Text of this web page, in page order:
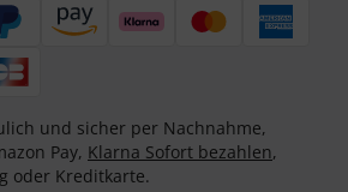
und sicher per Nachnahme,
Pay, Klarna Sofort bezahlen,
oder Kreditkarte.